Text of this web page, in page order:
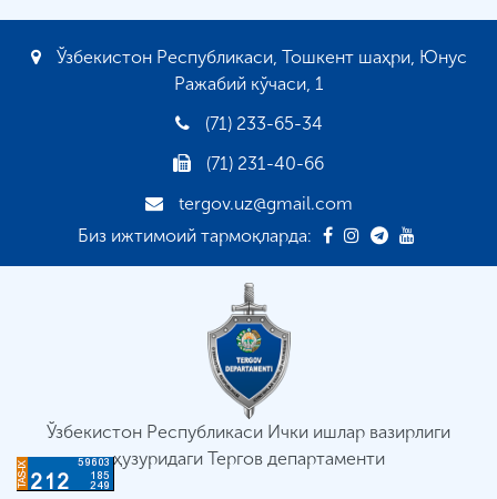
Ўзбекистон Республикаси, Тошкент шаҳри, Юнус
Ражабий кўчаси, 1
(71) 233-65-34
(71) 231-40-66
tergov.uz@gmail.com
Биз ижтимоий тармоқларда:
Ўзбекистон Республикаси Ички ишлар вазирлиги
ҳузуридаги Тергов департаменти